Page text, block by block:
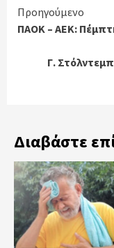
Continue
Reading
Προηγούμενο
ΠΑΟΚ – ΑΕΚ:
Γ.
Διαβάστε